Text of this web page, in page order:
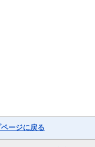
ージに戻る